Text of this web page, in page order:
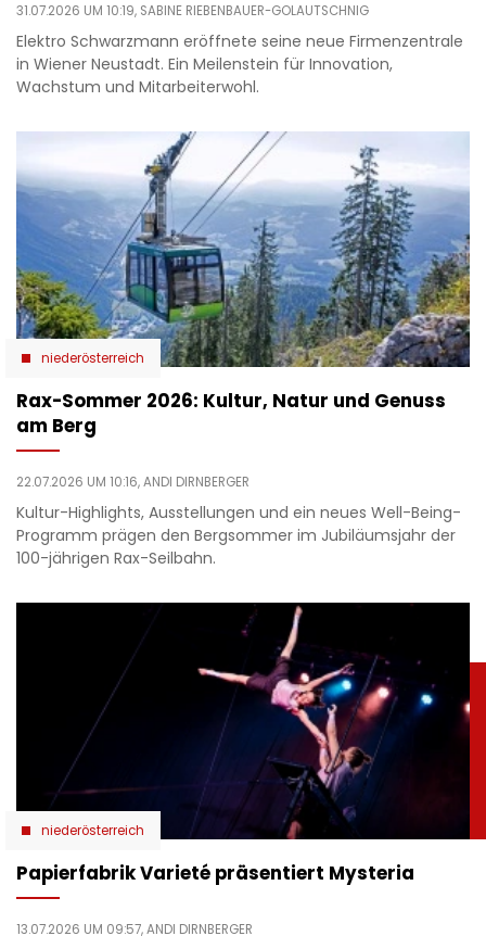
31.07.2026 UM 10:19, SABINE RIEBENBAUER-GOLAUTSCHNIG
Elektro Schwarzmann eröffnete seine neue Firmenzentrale
in Wiener Neustadt. Ein Meilenstein für Innovation,
Wachstum und Mitarbeiterwohl.
niederösterreich
Rax-Sommer 2026: Kultur, Natur und Genuss
am Berg
22.07.2026 UM 10:16,ANDI DIRNBERGER
Kultur-Highlights, Ausstellungen und ein neues Well-Being-
Programm prägen den Bergsommer im Jubiläumsjahr der
100-jährigen Rax-Seilbahn.
niederösterreich
Papierfabrik Varieté präsentiert Mysteria
13.07.2026 UM 09:57,ANDI DIRNBERGER